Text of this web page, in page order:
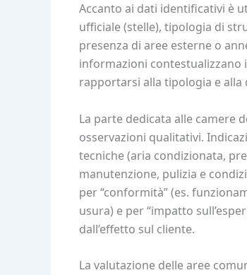
Accanto ai dati identificativi è
ufficiale (stelle), tipologia di
presenza di aree esterne o
informazioni contestualizzano
rapportarsi alla tipologia e alla
La parte dedicata alle camere
osservazioni qualitativi.
tecniche (aria condizionata,
manutenzione, pulizia e
per “conformità” (es.
usura) e per “impatto
dall’effetto sul cliente.
La valutazione delle aree